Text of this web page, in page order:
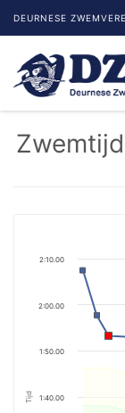
DEURNESE
Tijd 1:40.00
1:50.00
2:00.00
2:10.00